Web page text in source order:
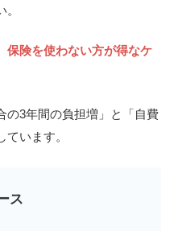
保険を使わない方が得なケ
の3年間の負担増」と「自費
います。
ス